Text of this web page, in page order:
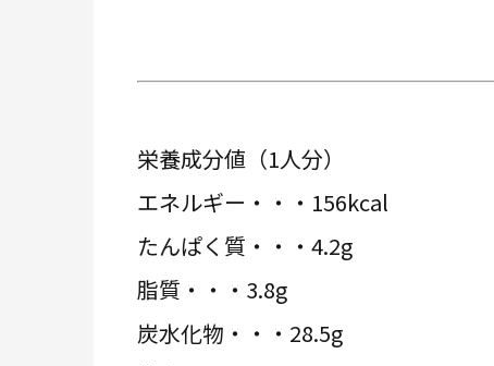
栄養成分値（1人分）
エネルギー・・・156kcal
たんぱく質・・・4.2g
脂質・・・3.8g
炭水化物・・・28.5g